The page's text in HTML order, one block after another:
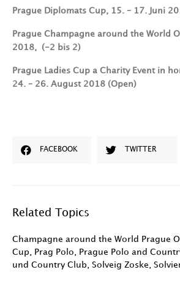
Prague Diplomats Cup, 15. – 17. Juni
Prague Champagne around the World
2018, (-2 bis 2)
Prague Ladies Cup a Charity Event in
24. – 26. August 2018 (Open)
FACEBOOK TWITTER
Related Topics
Champagne around the World Prague
Cup
Prag Polo Prague Polo and
und Country Club
Solveig Zoske